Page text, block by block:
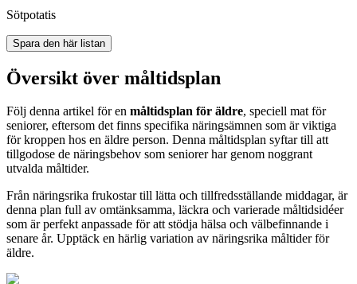
Sötpotatis
Spara den här listan
Översikt över måltidsplan
Följ denna artikel för en måltidsplan för äldre, speciell mat för
seniorer, eftersom det finns specifika näringsämnen som är viktiga
för kroppen hos en äldre person. Denna måltidsplan syftar till att
tillgodose de näringsbehov som seniorer har genom noggrant
utvalda måltider.
Från näringsrika frukostar till lätta och tillfredsställande middagar, är
denna plan full av omtänksamma, läckra och varierade måltidsidéer
som är perfekt anpassade för att stödja hälsa och välbefinnande i
senare år. Upptäck en härlig variation av näringsrika måltider för
äldre.